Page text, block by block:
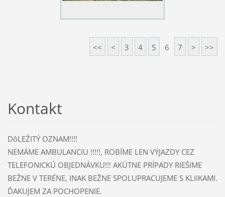
<< < 3 4 5 6 7 > >>
Kontakt
DôLEŽITÝ OZNAM!!!!
NEMÁME AMBULANCIU !!!!!, ROBÍME LEN VÝJAZDY CEZ
TELEFONICKÚ OBJEDNÁVKU!!! AKÚTNE PRÍPADY RIEŠIME
BEŽNE V TERÉNE, INAK BEŽNE SPOLUPRACUJEME S KLIIKAMI.
ĎAKUJEM ZA POCHOPENIE.